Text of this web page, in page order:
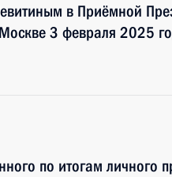
в Приёмной
3 февраля 2025
по итогам личного